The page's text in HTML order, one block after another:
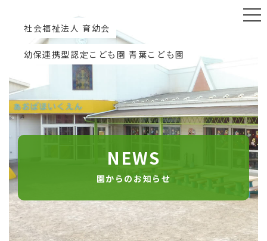
社会福祉法人 育幼会
幼保連携型認定こども園 青葉こども園
NEWS
園からのお知らせ